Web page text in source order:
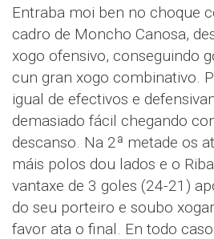
Entraba moi ben no choque
cadro de Moncho Canosa,
xogo ofensivo, conseguindo
cun gran xogo combinativo.
igual de efectivos e
demasiado fácil chegando
descanso. Na 2ª metade os
máis polos dou lados e o
vantaxe de 3 goles (24-21)
do seu porteiro e soubo
favor ata o final. En todo